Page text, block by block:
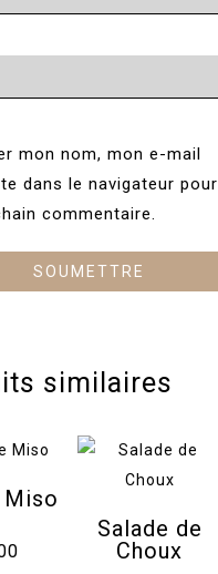
mon nom, mon e-mail
dans le navigateur pour
commentaire.
similaires
Miso
Salade de
Choux